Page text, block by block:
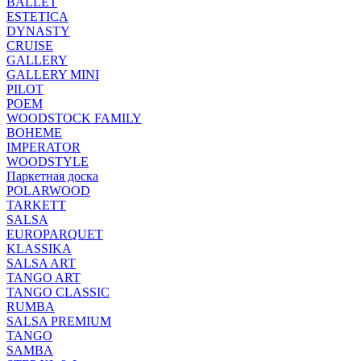
ESTETICA
DYNASTY
CRUISE
GALLERY
GALLERY MINI
PILOT
POEM
WOODSTOCK FAMILY
BOHEME
IMPERATOR
WOODSTYLE
Паркетная доска
POLARWOOD
TARKETT
SALSA
EUROPARQUET
KLASSIKA
SALSA ART
TANGO ART
TANGO CLASSIC
RUMBA
SALSA PREMIUM
TANGO
SAMBA